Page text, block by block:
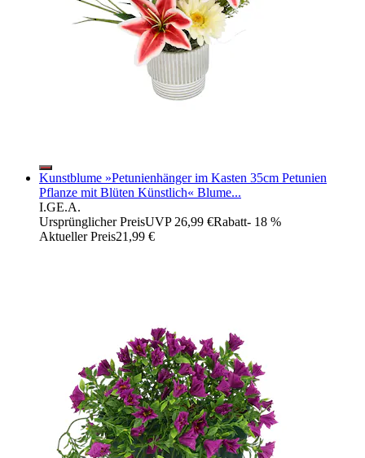
Kunstblume »Petunienhänger im Kasten 35cm Petunien
Pflanze mit Blüten Künstlich« Blume...
I.GE.A.
Ursprünglicher PreisUVP 26,99 €Rabatt- 18 %
Aktueller Preis21,99 €